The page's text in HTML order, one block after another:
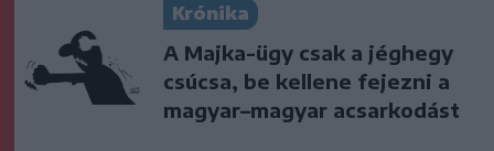
Krónika
A Majka-ügy csak a jéghegy
csúcsa, be kellene fejezni a
magyar–magyar acsarkodást